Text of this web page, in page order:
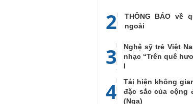
2
THÔNG BÁO về
ngoài
3
Nghệ sỹ trẻ Việt
nhạc “Trên quê
I
4
Tái hiện không
đặc sắc của cộng
(Nga)